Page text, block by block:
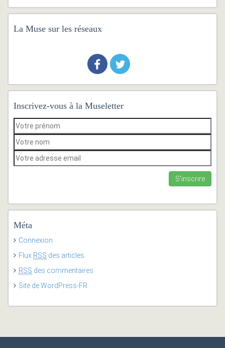
La Muse sur les réseaux
Inscrivez-vous à la Museletter
Méta
Connexion
Flux RSS des articles
RSS des commentaires
Site de WordPress-FR